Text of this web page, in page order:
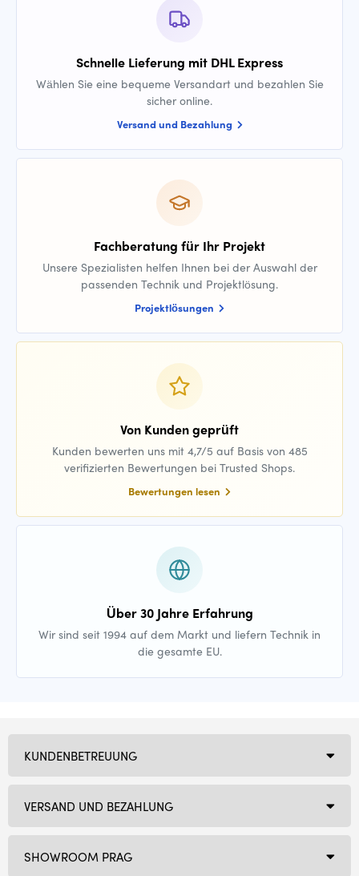
Schnelle Lieferung mit DHL Express
Wählen Sie eine bequeme Versandart und bezahlen Sie
sicher online.
Versand und Bezahlung
Fachberatung für Ihr Projekt
Unsere Spezialisten helfen Ihnen bei der Auswahl der
passenden Technik und Projektlösung.
Projektlösungen
Von Kunden geprüft
Kunden bewerten uns mit 4,7/5 auf Basis von 485
verifizierten Bewertungen bei Trusted Shops.
Bewertungen lesen
Über 30 Jahre Erfahrung
Wir sind seit 1994 auf dem Markt und liefern Technik in
die gesamte EU.
SHOWROOM PRAG
KUNDENBETREUUNG
VERSAND UND BEZAHLUNG